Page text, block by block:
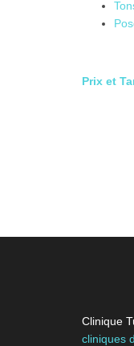
Prix et
Clinique
cliniques